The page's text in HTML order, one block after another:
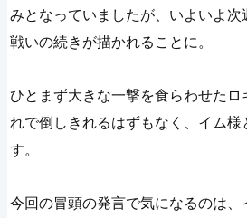
みとなっていましたが、いよいよ
戦いの続きが描かれることに。
ひとまず大きな一撃を食らわせたロ
れで倒しきれるはずもなく、イム
す。
今回の冒頭の発言で気になるのは